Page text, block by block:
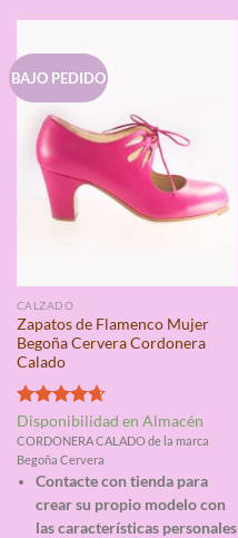
BAJO PEDIDO
CALZADO
Zapatos de Flamenco Mujer
Begoña Cervera Cordonera
Calado
Valorado
con4.67
de 5
Disponibilidad en Almacén
CORDONERA CALADO de la marca
Begoña Cervera
Contacte con tienda para
crear su propio modelo con
las características personales